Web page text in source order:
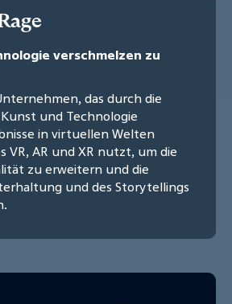
verschmelzen zu
das durch die
und Technologie
in virtuellen Welten
VR, AR und XR nutzt, um die
zu erweitern und die
und des Storytellings